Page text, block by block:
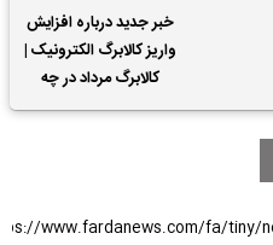
خبر جدید درباره افزایش
واریز کالابرگ الکترونیک |
کالابرگ مرداد در چه
تاریخی واریز خواهد شد؟